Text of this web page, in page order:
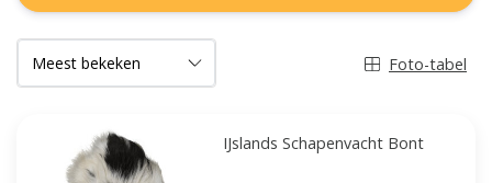
Foto-tabel
IJslands Schapenvacht Bont